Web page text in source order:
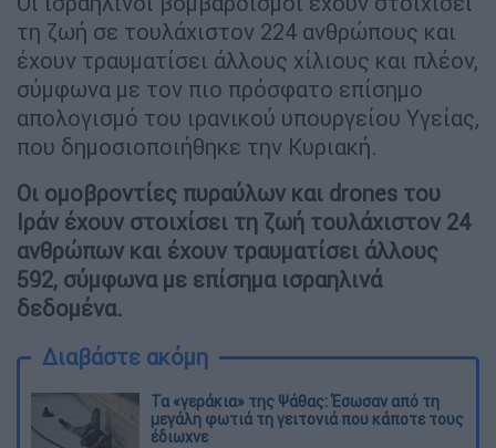
τη ζωή σε τουλάχιστον 224 ανθρώπους και
έχουν τραυματίσει άλλους χίλιους και πλέον,
σύμφωνα με τον πιο πρόσφατο επίσημο
απολογισμό του ιρανικού υπουργείου Υγείας,
που δημοσιοποιήθηκε την Κυριακή.
Οι ομοβροντίες πυραύλων και drones του
Ιράν έχουν στοιχίσει τη ζωή τουλάχιστον 24
ανθρώπων και έχουν τραυματίσει άλλους
592, σύμφωνα με επίσημα ισραηλινά
δεδομένα.
Διαβάστε ακόμη
Τα «γεράκια» της Ψάθας: Έσωσαν από τη
μεγάλη φωτιά τη γειτονιά που κάποτε τους
έδιωχνε